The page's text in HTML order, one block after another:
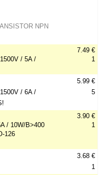
NPN
/ 5A /
7.49 €
1
/ 6A /
5.99 €
5
/ 10W/B>400
126
3.90 €
1
3.68 €
1